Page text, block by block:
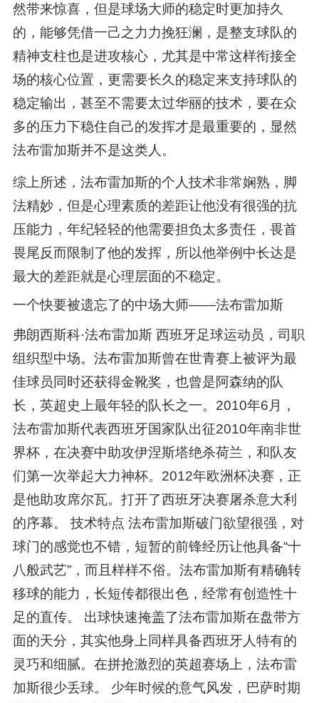
然带来惊喜，但是球场大师的稳定时更加持久
的，能够凭借一己之力力挽狂澜，是整支球队的
精神支柱也是进攻核心，尤其是中常这样衔接全
场的核心位置，更需要长久的稳定来支持球队的
稳定输出，甚至不需要太过华丽的技术，要在众
多的压力下稳住自己的发挥才是最重要的，显然
法布雷加斯并不是这类人。
综上所述，法布雷加斯的个人技术非常娴熟，脚
法精妙，但是心理素质的差距让他没有很强的抗
压能力，年纪轻轻的他需要担负太多责任，畏首
畏尾反而限制了他的发挥，所以他举例中长达是
最大的差距就是心理层面的不稳定。
一个快要被遗忘了的中场大师——法布雷加斯
弗朗西斯科·法布雷加斯 西班牙足球运动员，司职
组织型中场。法布雷加斯曾在世青赛上被评为最
佳球员同时还获得金靴奖，也曾是阿森纳的队
长，英超史上最年轻的队长之一。2010年6月，
法布雷加斯代表西班牙国家队出征2010年南非世
界杯，在决赛中助攻伊涅斯塔绝杀荷兰，和队友
们第一次举起大力神杯。2012年欧洲杯决赛，正
是他助攻席尔瓦。打开了西班牙决赛屠杀意大利
的序幕。 技术特点 法布雷加斯破门欲望很强，对
球门的感觉也不错，短暂的前锋经历让他具备“十
八般武艺”，而且样样不俗。法布雷加斯有精确转
移球的能力，长短传都很出色，经常有创造性十
足的直传。 出球快速掩盖了法布雷加斯在盘带方
面的天分，其实他身上同样具备西班牙人特有的
灵巧和细腻。在拼抢激烈的英超赛场上，法布雷
加斯很少丢球。 少年时候的意气风发，巴萨时期